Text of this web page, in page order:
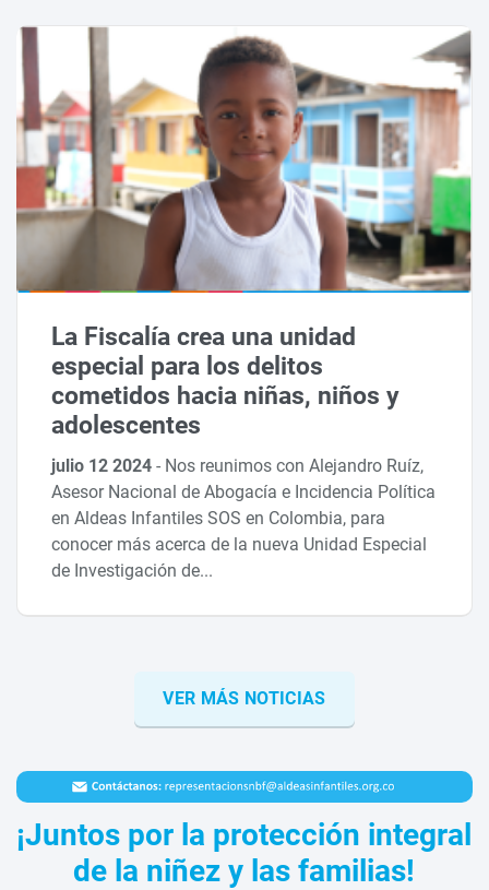
La Fiscalía crea una unidad
especial para los delitos
cometidos hacia niñas, niños y
adolescentes
julio 12 2024- Nos reunimos con Alejandro Ruíz,
Asesor Nacional de Abogacía e Incidencia Política
en Aldeas Infantiles SOS en Colombia, para
conocer más acerca de la nueva Unidad Especial
de Investigación de...
VER MÁS NOTICIAS
¡Juntos por la protección integral
de la niñez y las familias!